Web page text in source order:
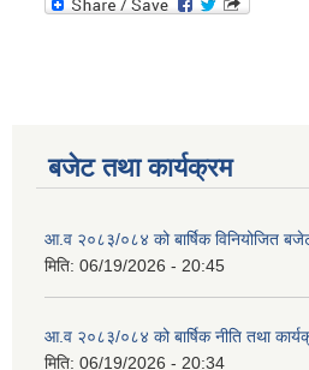
बजेट तथा कार्यक्रम
आ.व २०८३/०८४ को बार्षिक विनियोजित
मिति: 06/19/2026 - 20:45
आ.व २०८३/०८४ को बार्षिक नीति तथा
मिति: 06/19/2026 - 20:34